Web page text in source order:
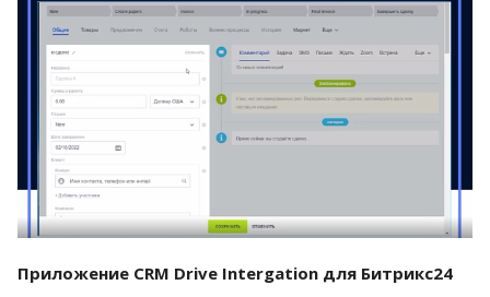
Смотреть проект
Приложение CRM Drive Intergation для Битрикс24